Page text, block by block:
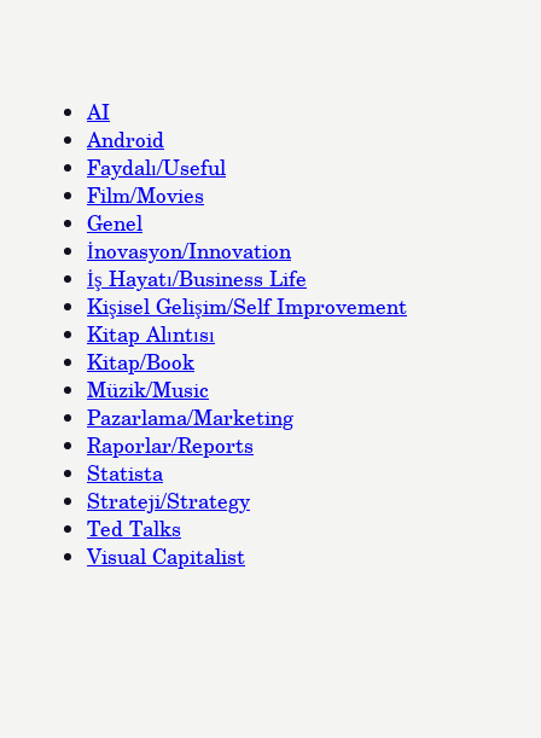
AI
Android
Faydalı/Useful
Film/Movies
Genel
İnovasyon/Innovation
İş Hayatı/Business Life
Kişisel Gelişim/Self Improvement
Kitap Alıntısı
Kitap/Book
Müzik/Music
Pazarlama/Marketing
Raporlar/Reports
Statista
Strateji/Strategy
Ted Talks
Visual Capitalist